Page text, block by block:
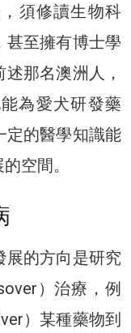
須修讀生物科
甚至擁有博士學
那名澳洲人，
為愛犬研發藥
定的醫學知識能
空間。
展的方向是研究
）治療，例
）某種藥物到